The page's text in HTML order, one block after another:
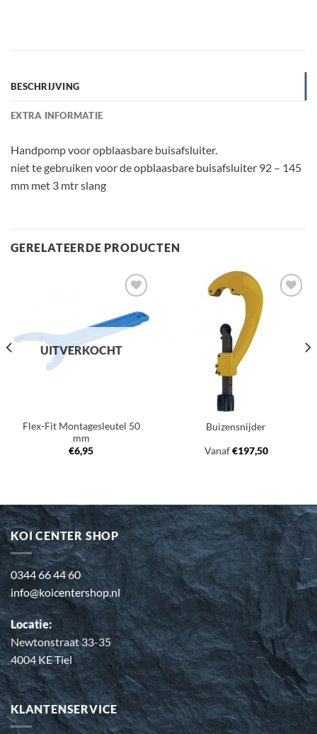
BESCHRIJVING
EXTRA INFORMATIE
Handpomp voor opblaasbare buisafsluiter.
niet te gebruiken voor de opblaasbare buisafsluiter 92 – 145
mm met 3 mtr slang
GERELATEERDE PRODUCTEN
aan
verlanglijst
UITVERKOCHT
Flex-Fit Montagesleutel 50
mm
€6,95
Toevoegen
verlanglijst
Buizensnijder
Vanaf€197,50
KOI CENTER SHOP
0344 66 44 60
info@koicentershop.nl
Locatie:
Newtonstraat 33-35
4004 KE Tiel
KLANTENSERVICE